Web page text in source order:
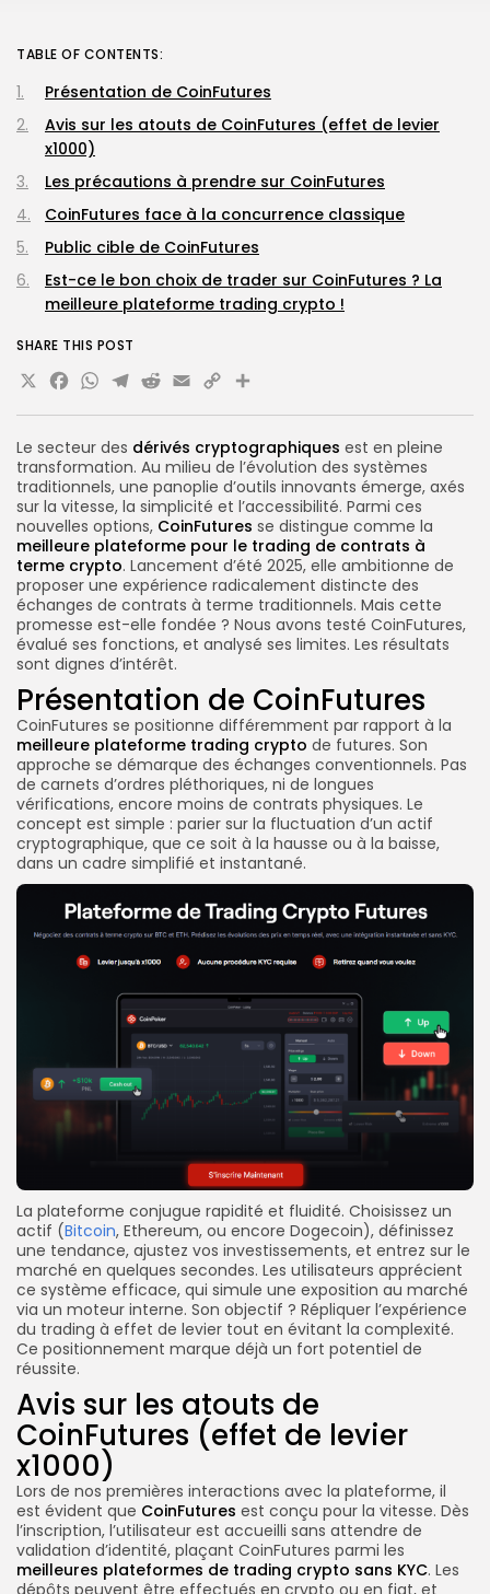
Le secteur des dérivés cryptographiques est en pleine
transformation. Au milieu de l’évolution des systèmes
traditionnels, une panoplie d’outils innovants émerge, axés
sur la vitesse, la simplicité et l’accessibilité. Parmi ces
nouvelles options, CoinFutures se distingue comme la
meilleure plateforme pour le trading de contrats à
terme crypto. Lancement d’été 2025, elle ambitionne de
proposer une expérience radicalement distincte des
échanges de contrats à terme traditionnels. Mais cette
promesse est-elle fondée ? Nous avons testé CoinFutures,
évalué ses fonctions, et analysé ses limites. Les résultats
sont dignes d’intérêt.
Présentation de CoinFutures
CoinFutures se positionne différemment par rapport à la
meilleure plateforme trading crypto de futures. Son
approche se démarque des échanges conventionnels. Pas
de carnets d’ordres pléthoriques, ni de longues
vérifications, encore moins de contrats physiques. Le
concept est simple : parier sur la fluctuation d’un actif
cryptographique, que ce soit à la hausse ou à la baisse,
dans un cadre simplifié et instantané.
La plateforme conjugue rapidité et fluidité. Choisissez un
actif (Bitcoin, Ethereum, ou encore Dogecoin), définissez
une tendance, ajustez vos investissements, et entrez sur le
marché en quelques secondes. Les utilisateurs apprécient
ce système efficace, qui simule une exposition au marché
via un moteur interne. Son objectif ? Répliquer l’expérience
du trading à effet de levier tout en évitant la complexité.
Ce positionnement marque déjà un fort potentiel de
réussite.
Avis sur les atouts de
CoinFutures (effet de levier
x1000)
Lors de nos premières interactions avec la plateforme, il
est évident que CoinFutures est conçu pour la vitesse. Dès
l’inscription, l’utilisateur est accueilli sans attendre de
validation d’identité, plaçant CoinFutures parmi les
meilleures plateformes de trading crypto sans KYC. Les
TABLE OF CONTENTS:
Présentation de CoinFutures
Avis sur les atouts de CoinFutures (effet de levier
x1000)
Les précautions à prendre sur CoinFutures
CoinFutures face à la concurrence classique
Public cible de CoinFutures
Est-ce le bon choix de trader sur CoinFutures ? La
meilleure plateforme trading crypto !
SHARE THIS POST
X Facebook
WhatsApp
Telegram
Reddit
Email
Copy
Link
Share